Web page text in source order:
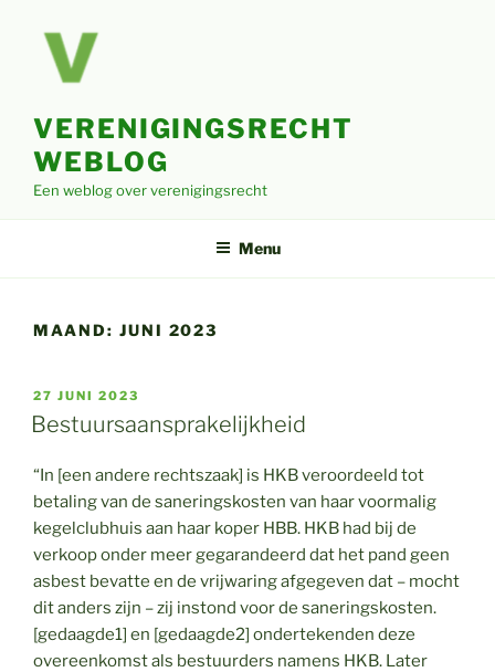
VERENIGINGSRECHT
WEBLOG
Een weblog over verenigingsrecht
Menu
MAAND: JUNI 2023
GEPLAATST
OP
27 JUNI 2023
Bestuursaansprakelijkheid
“In [een andere rechtszaak] is HKB veroordeeld tot
betaling van de saneringskosten van haar voormalig
kegelclubhuis aan haar koper HBB. HKB had bij de
verkoop onder meer gegarandeerd dat het pand geen
asbest bevatte en de vrijwaring afgegeven dat – mocht
dit anders zijn – zij instond voor de saneringskosten.
[gedaagde1] en [gedaagde2] ondertekenden deze
overeenkomst als bestuurders namens HKB. Later